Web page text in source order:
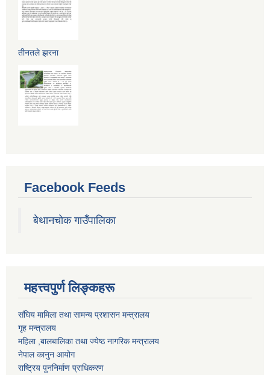
तीनतले झरना
Facebook Feeds
बेथानचोक गाउँपालिका
महत्त्वपुर्ण लिङ्कहरू
संघिय मामिला तथा सामन्य प्रशासन मन्त्रालय
गृह मन्त्रालय
महिला ,बालबालिका तथा ज्येष्ठ नागरिक मन्त्रालय
नेपाल कानुन आयोग
राष्ट्रिय पुननिर्माण प्राधिकरण